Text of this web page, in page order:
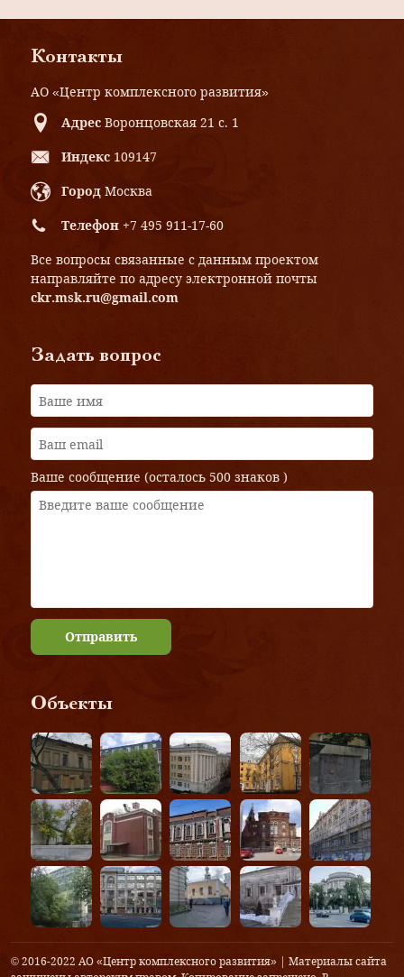
Контакты
АО «Центр комплексного развития»
Адрес Воронцовская 21 с. 1
Индекс 109147
Город Москва
Телефон +7 495 911-17-60
Все вопросы связанные с данным проектом
направляйте по адресу электронной почты
ckr.msk.ru@gmail.com
Задать вопрос
Ваше сообщение (осталось 500 знаков )
Отправить
Объекты
© 2016-2022 АО «Центр комплексного развития» | Материалы сайта